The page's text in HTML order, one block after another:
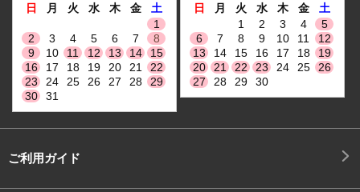
日 月 火 水 木 金
土
1
2
3 4 5 6 7
8
9
10 11 12 13 14
15
16
17 18 19 20 21
22
23
24 25 26 27 28
29
30
31
日 月 火 水 木 金
土
1
2 3 4
5
6
7 8 9 10 11
12
13
14 15 16 17 18
19
20
21 22 23 24 25
26
27
28 29 30
ご利用ガイド